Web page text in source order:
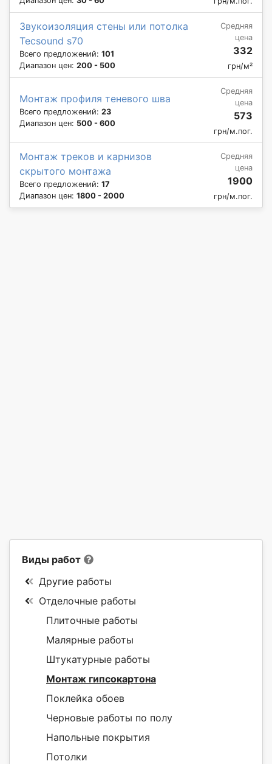
Звукоизоляция стены или потолка
Tecsound s70
Всего предложений: 101
Диапазон цен: 200 - 500
Средняя
цена
332
грн/м²
Монтаж профиля теневого шва
Всего предложений: 23
Диапазон цен: 500 - 600
Средняя
цена
573
грн/м.пог.
Монтаж треков и карнизов
скрытого монтажа
Всего предложений: 17
Диапазон цен: 1800 - 2000
Средняя
цена
1900
грн/м.пог.
Виды работ
Другие работы
Отделочные работы
Плиточные работы
Малярные работы
Штукатурные работы
Монтаж гипсокартона
Поклейка обоев
Черновые работы по полу
Напольные покрытия
Потолки